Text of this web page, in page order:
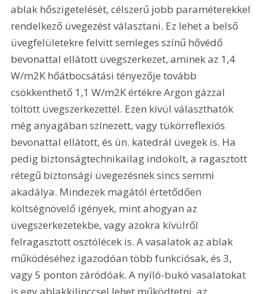
ablak hőszigetelését, célszerű jobb paraméterekkel
rendelkező üvegezést választani. Ez lehet a belső
üvegfelületekre felvitt semleges színű hővédő
bevonattal ellátott üvegszerkezet, aminek az 1,4
W/m2K hőátbocsátási tényezője tovább
csökkenthető 1,1 W/m2K értékre Argon gázzal
töltött üvegszerkezettel. Ezen kívül választhatók
még anyagában színezett, vagy tükörreflexiós
bevonattal ellátott, és ún. katedrál üvegek is. Ha
pedig biztonságtechnikailag indokolt, a ragasztott
rétegű biztonsági üvegezésnek sincs semmi
akadálya. Mindezek magától értetődően
költségnövelő igények, mint ahogyan az
üvegszerkezetekbe, vagy azokra kívülről
felragasztott osztólécek is. A vasalatok az ablak
működéséhez igazodóan több funkciósak, és 3,
vagy 5 ponton záródóak. A nyíló-bukó vasalatokat